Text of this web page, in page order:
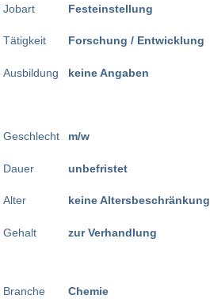
Jobart
Tätigkeit
Ausbildung
Geschlecht
Dauer
Alter
Gehalt
Festeinstellung
Forschung / Entwicklung
keine Angaben
m/w
unbefristet
keine Altersbeschränkung
zur Verhandlung
Branche Chemie